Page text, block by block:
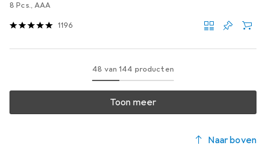
8 Pcs., AAA
1196
48 van 144 producten
Toon meer
Naar boven